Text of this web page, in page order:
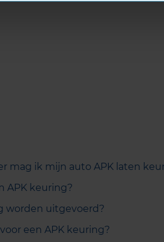
mag ik mijn auto APK laten
APK keuring?
worden uitgevoerd?
een APK keuring?